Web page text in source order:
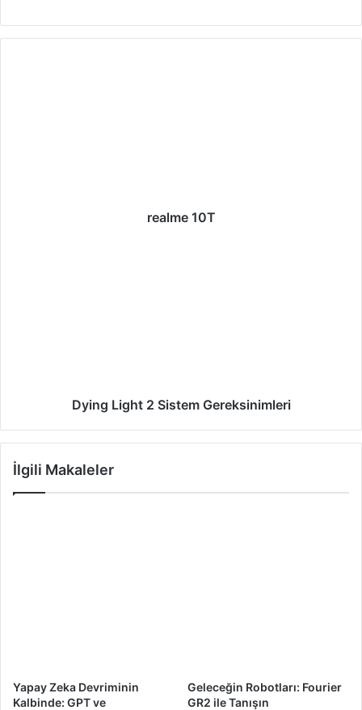
realme 10T
Dying Light 2 Sistem Gereksinimleri
İlgili Makaleler
Yapay Zeka Devriminin
Kalbinde: GPT ve
Geleceğin Robotları: Fourier
GR2 ile Tanışın